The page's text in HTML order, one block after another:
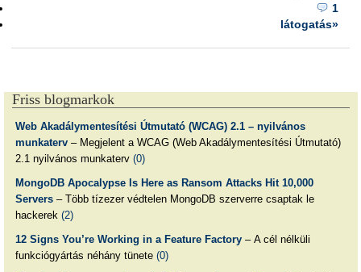
1
látogatás»
Friss blogmarkok
Web Akadálymentesítési Útmutató (WCAG) 2.1 – nyilvános
munkaterv– Megjelent a WCAG (Web Akadálymentesítési Útmutató)
2.1 nyilvános munkaterv (0)
MongoDB Apocalypse Is Here as Ransom Attacks Hit 10,000
Servers– Több tízezer védtelen MongoDB szerverre csaptak le
hackerek (2)
12 Signs You’re Working in a Feature Factory– A cél nélküli
funkciógyártás néhány tünete (0)